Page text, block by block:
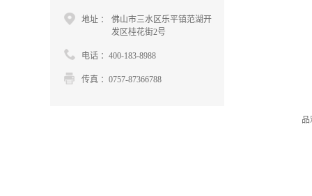
地址 ：
佛山市三水区乐平镇范湖开
发区桂花街2号
电话 ：400-183-8988
传真 ：0757-87366788